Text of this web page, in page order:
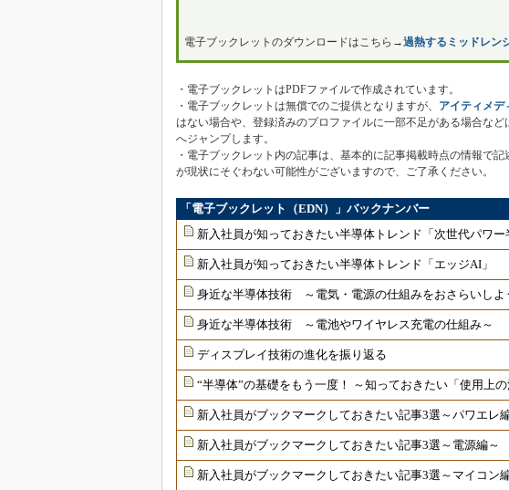
電子ブックレットのダウンロードはこちら→過熱するミッドレン
・電子ブックレットはPDFファイルで作成されています。
・電子ブックレットは無償でのご提供となりますが、 アイティメデ
はない場合や、登録済みのプロファイルに一部不足がある場合な
へジャンプします。
・電子ブックレット内の記事は、基本的に記事掲載時点の情報で
が現状にそぐわない可能性がございますので、ご了承ください。
「電子ブックレット（EDN）」バックナンバー
新入社員が知っておきたい半導体トレンド「次世代パワー
新入社員が知っておきたい半導体トレンド「エッジAI」
身近な半導体技術 ～電気・電源の仕組みをおさらいしよ
身近な半導体技術 ～電池やワイヤレス充電の仕組み～
ディスプレイ技術の進化を振り返る
“半導体”の基礎をもう一度！ ～知っておきたい「使用上
新入社員がブックマークしておきたい記事3選～パワエレ
新入社員がブックマークしておきたい記事3選～電源編～
新入社員がブックマークしておきたい記事3選～マイコン